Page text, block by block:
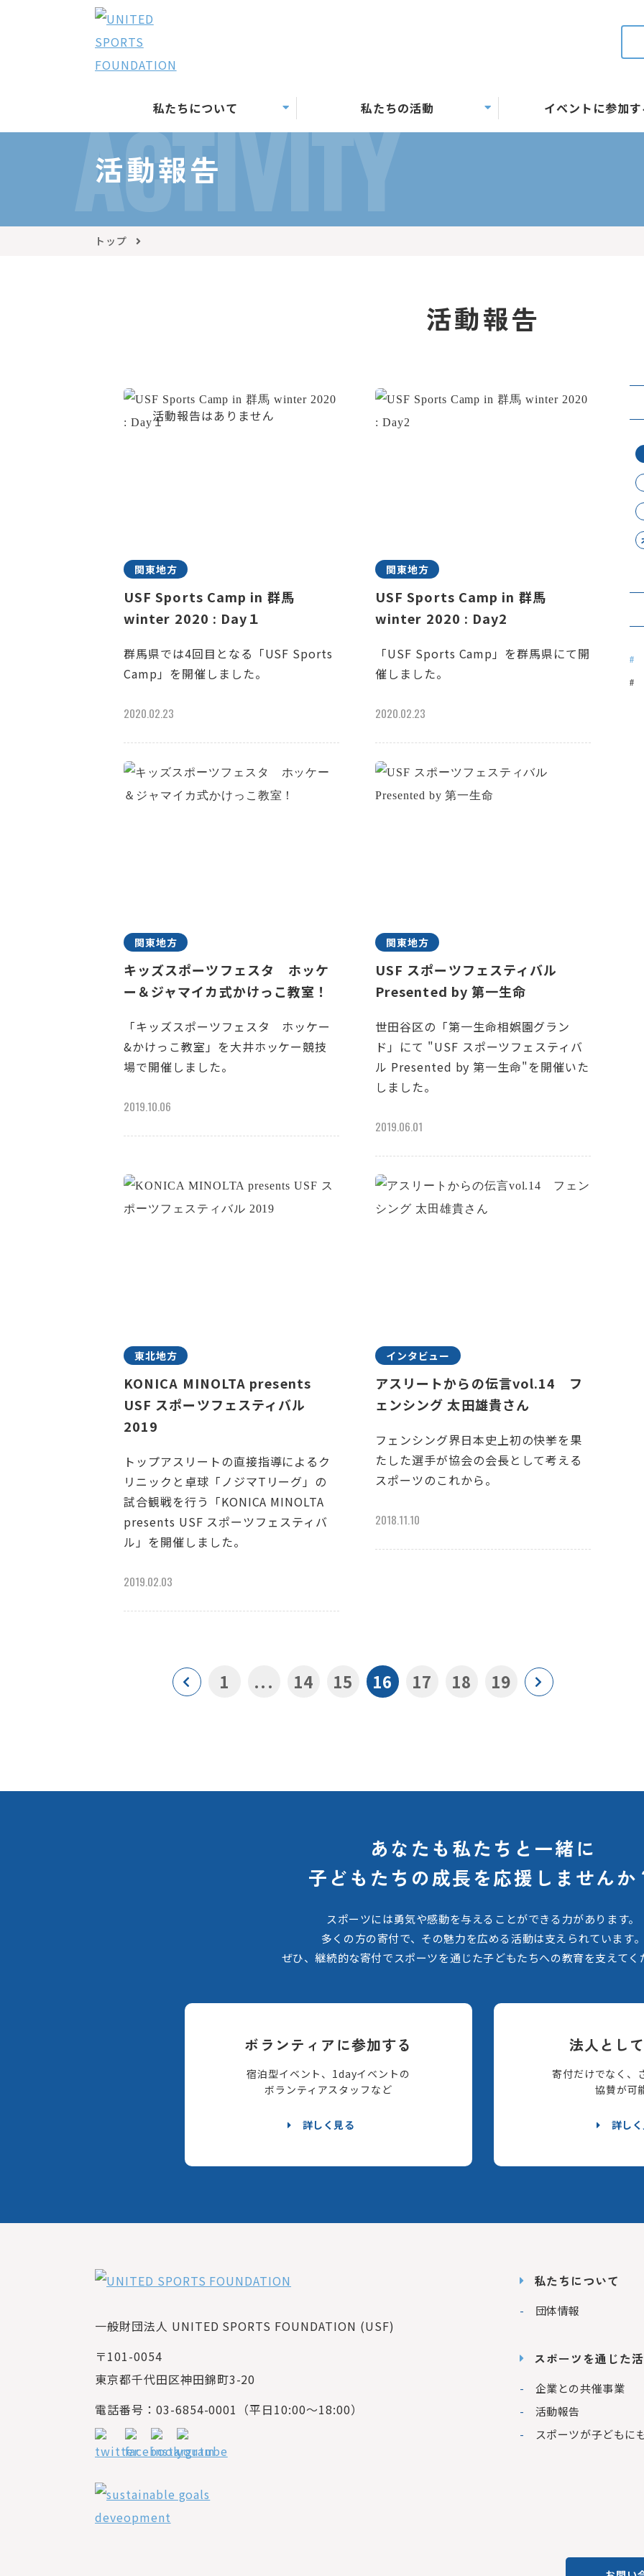
私たちについて 私たちの活動 イベントに参加
ACTIVITY
活動報告
トップ
活動報告
関東地方
USF Sports Camp in 群馬
winter 2020 : Day１
群馬県では4回目となる「USF Sports
Camp」を開催しました。
2020.02.23
関東地方
USF Sports Camp in 群馬
winter 2020 : Day2
「USF Sports Camp」を群馬県にて開
催しました。
2020.02.23
関東地方
キッズスポーツフェスタ ホッケ
ー＆ジャマイカ式かけっこ教室！
「キッズスポーツフェスタ ホッケー
&かけっこ教室」を大井ホッケー競技
場で開催しました。
2019.10.06
関東地方
USF スポーツフェスティバル
Presented by 第一生命
世田谷区の「第一生命相娯園グラン
ド」にて "USF スポーツフェスティバ
ル Presented by 第一生命"を開催いた
しました。
2019.06.01
東北地方
KONICA MINOLTA presents
USF スポーツフェスティバル
2019
トップアスリートの直接指導によるク
リニックと卓球「ノジマTリーグ」の
試合観戦を行う「KONICA MINOLTA
presents USF スポーツフェスティバ
ル」を開催しました。
2019.02.03
インタビュー
アスリートからの伝言vol.14 フ
ェンシング 太田雄貴さん
フェンシング界日本史上初の快挙を果
たした選手が協会の会長として考える
スポーツのこれから。
2018.11.10
1 ... 14 15 16 17 18 19
あなたも私たちと一緒に
子どもたちの成長を応援しませんか
スポーツには勇気や感動を与えることができる力があります。
多くの方の寄付で、その魅力を広める活動は支えられています
ぜひ、継続的な寄付でスポーツを通じた子どもたちへの教育を支えてく
ボランティアに参加する
宿泊型イベント、1dayイベントの
ボランティアスタッフなど
詳しく見る
法人とし
寄付だけでなく、
協賛が可
詳し
一般財団法人 UNITED SPORTS FOUNDATION (USF)
〒101-0054
東京都千代田区神田錦町3-20
電話番号：03-6854-0001（平日10:00～18:00）
私たちについて
団体情報
スポーツを通じた
企業との共催事業
活動報告
スポーツが子どもに